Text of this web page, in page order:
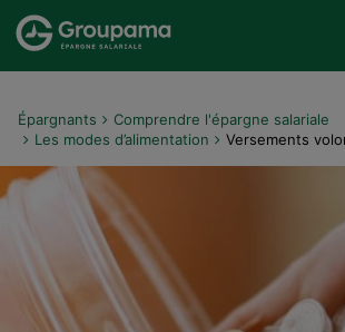
Aller au menu
Aller au contenu
Épargnants
Comprendre l'épargne salariale
Les modes d’alimentation
Versements